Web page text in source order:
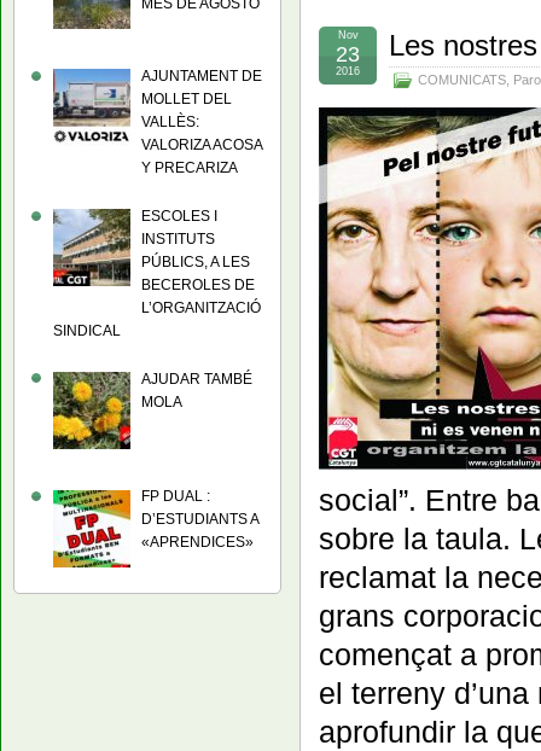
Les
COMUNICATS Paro
Nov
23
2016
social”. Entre
sobre la taula.
reclamat la
grans
començat a
el terreny
aprofundir la
MES DE AGOSTO
AJUNTAMENT DE
MOLLET DEL
VALLÈS:
VALORIZA ACOSA
Y PRECARIZA
ESCOLES I
INSTITUTS
PÚBLICS, A LES
BECEROLES DE
L’ORGANITZACIÓ
SINDICAL
AJUDAR TAMBÉ
MOLA
FP DUAL :
D’ESTUDIANTS A
«APRENDICES»